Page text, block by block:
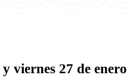
viernes 27 de enero